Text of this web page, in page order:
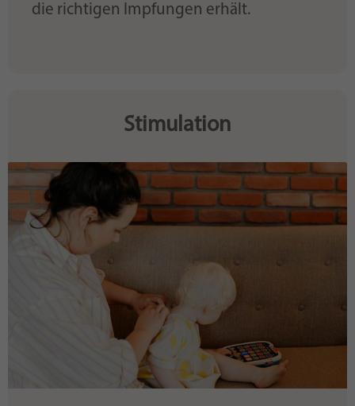
die richtigen Impfungen erhält.
Stimulation